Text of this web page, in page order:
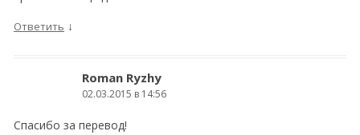
Ответить ↓
Roman Ryzhy
02.03.2015 в 14:56
Спасибо за перевод!